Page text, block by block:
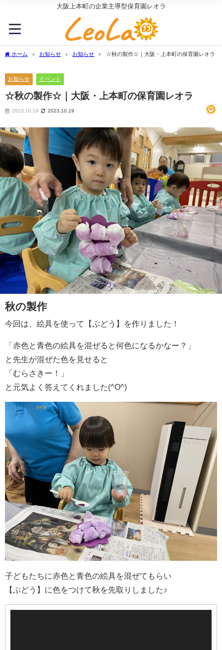
大阪上本町の企業主導型保育園レオラ
ホーム お知らせ お知らせ ☆秋の製作☆｜大阪・上本町の保育園レオラ
お知らせ イベント
☆秋の製作☆｜大阪・上本町の保育園レオラ
2023.10.19 2023.10.19
秋の製作
今回は、絵具を使って【ぶどう】を作りました！
「赤色と青色の絵具を混ぜると何色になるかなー？」
と先生が混ぜた色を見せると
「むらさきー！」
と元気よく答えてくれました(^O^)
子どもたちに赤色と青色の絵具を混ぜてもらい
【ぶどう】に色をつけて秋を先取りしました♪